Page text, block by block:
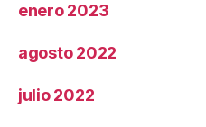
enero 2023
agosto 2022
julio 2022